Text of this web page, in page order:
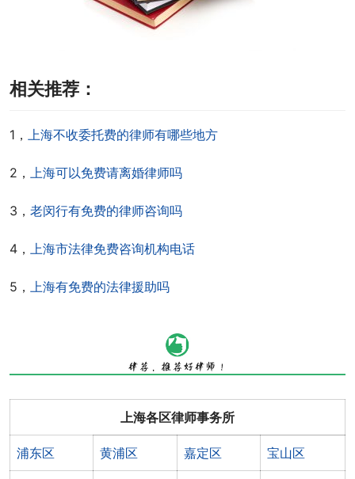
相关推荐：
1， 上海不收委托费的律师有哪些地方
2， 上海可以免费请离婚律师吗
3， 老闵行有免费的律师咨询吗
4， 上海市法律免费咨询机构电话
5， 上海有免费的法律援助吗
上海各区律师事务所
浦东区 黄浦区 嘉定区 宝山区